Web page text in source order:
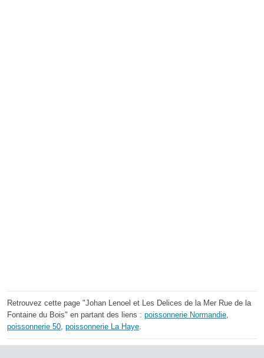
Retrouvez cette page "Johan Lenoel et Les Delices de la Mer Rue de la
Fontaine du Bois" en partant des liens : poissonnerie Normandie
poissonnerie 50 poissonnerie La Haye